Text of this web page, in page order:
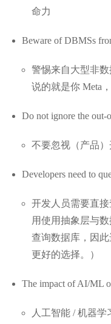
命力
Beware of DBMSs
警惕来自大型非
说的就是你 Meta
Do not ignore the out-
不要忽视（产品）
Developers need to
开发人员需要直
用使用抽象层与
查询数据库，因
更好的选择。）
The impact of AI/ML
人工智能 / 机器